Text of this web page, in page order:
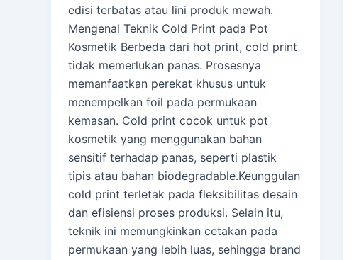
edisi terbatas atau lini produk mewah.
Mengenal Teknik Cold Print pada Pot
Kosmetik Berbeda dari hot print, cold print
tidak memerlukan panas. Prosesnya
memanfaatkan perekat khusus untuk
menempelkan foil pada permukaan
kemasan. Cold print cocok untuk pot
kosmetik yang menggunakan bahan
sensitif terhadap panas, seperti plastik
tipis atau bahan biodegradable.Keunggulan
cold print terletak pada fleksibilitas desain
dan efisiensi proses produksi. Selain itu,
teknik ini memungkinkan cetakan pada
permukaan yang lebih luas, sehingga brand